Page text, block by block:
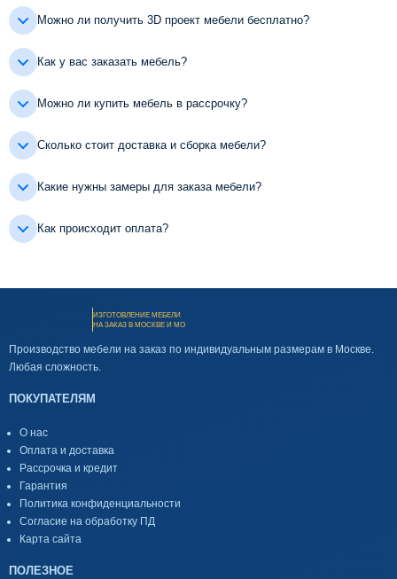
Можно ли получить 3D проект мебели бесплатно?
Как у вас заказать мебель?
Можно ли купить мебель в рассрочку?
Сколько стоит доставка и сборка мебели?
Какие нужны замеры для заказа мебели?
Как происходит оплата?
ИЗГОТОВЛЕНИЕ МЕБЕЛИ
НА ЗАКАЗ В МОСКВЕ И МО
Производство мебели на заказ по индивидуальным размерам в Москве.
Любая сложность.
ПОКУПАТЕЛЯМ
О нас
Оплата и доставка
Рассрочка и кредит
Гарантия
Политика конфиденциальности
Согласие на обработку ПД
Карта сайта
ПОЛЕЗНОЕ